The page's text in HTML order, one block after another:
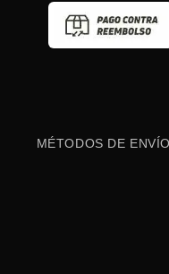
MÉTODOS DE ENVÍO